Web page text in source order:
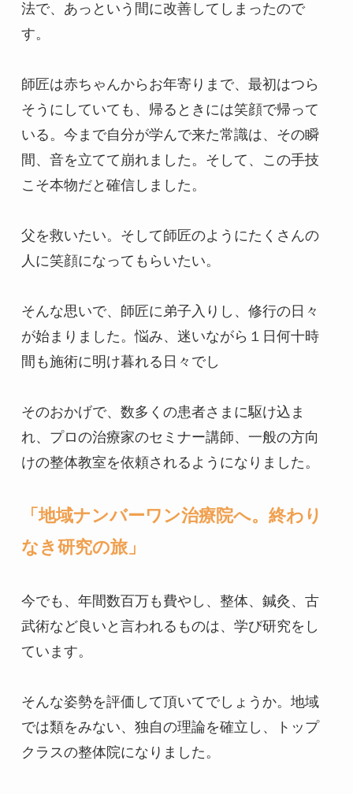
法で、あっという間に改善してしまったので
す。
師匠は赤ちゃんからお年寄りまで、最初はつら
そうにしていても、帰るときには笑顔で帰って
いる。今まで自分が学んで来た常識は、その瞬
間、音を立てて崩れました。そして、この手技
こそ本物だと確信しました。
父を救いたい。そして師匠のようにたくさんの
人に笑顔になってもらいたい。
そんな思いで、師匠に弟子入りし、修行の日々
が始まりました。悩み、迷いながら１日何十時
間も施術に明け暮れる日々でし
そのおかげで、数多くの患者さまに駆け込ま
れ、プロの治療家のセミナー講師、一般の方向
けの整体教室を依頼されるようになりました。
「地域ナンバーワン治療院へ。終わり
なき研究の旅」
今でも、年間数百万も費やし、整体、鍼灸、古
武術など良いと言われるものは、学び研究をし
ています。
そんな姿勢を評価して頂いてでしょうか。地域
では類をみない、独自の理論を確立し、トップ
クラスの整体院になりました。